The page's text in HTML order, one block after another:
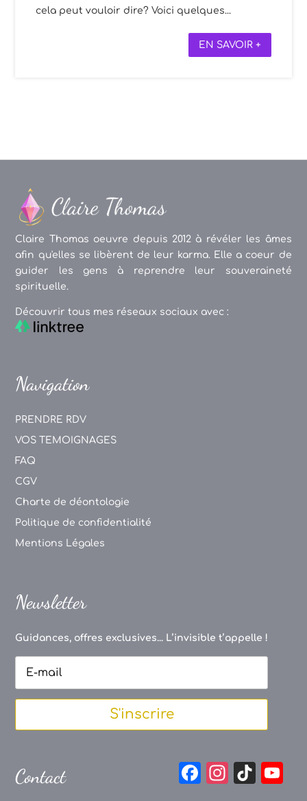
cela peut vouloir dire? Voici quelques...
EN SAVOIR +
Claire Thomas oeuvre depuis 2012 à révéler les âmes
afin qu'elles se libèrent de leur karma. Elle a coeur de
guider les gens à reprendre leur souveraineté
spirituelle.
Découvrir tous mes réseaux sociaux avec :
Navigation
PRENDRE RDV
VOS TEMOIGNAGES
FAQ
CGV
Charte de déontologie
Politique de confidentialité
Mentions Légales
Newsletter
Guidances, offres exclusives... L’invisible t’appelle !
S'inscrire
Contact
F
In
Ti